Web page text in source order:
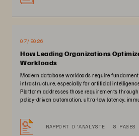
07/2026
How Leading Organizations
Workloads
Modern database workloads require
infrastructure, especially for artificial
Platform addresses those requirements
policy-driven automation, ultra-low latency,
RAPPORT D’ANALYSTE 8 PAGES